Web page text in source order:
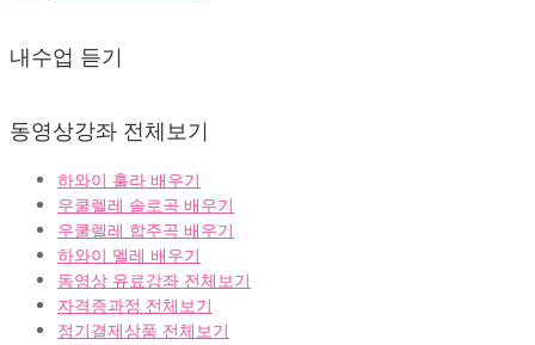
내수업 듣기
동영상강좌 전체보기
하와이 훌라 배우기
우쿨렐레 솔로곡 배우기
우쿨렐레 합주곡 배우기
하와이 멜레 배우기
동영상 유료강좌 전체보기
자격증과정 전체보기
정기결제상품 전체보기